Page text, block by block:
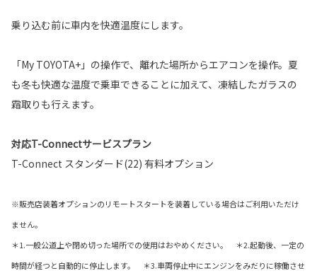
乗り込む前に車内を快適温度にします。
「My TOYOTA+」の操作で、離れた場所からエアコンを操作。夏
も冬も快適な温度で乗車できることに加えて、凍結したガラスの
霜取りも行えます。
対応T-Connectサービスプラン
T-Connect スタンダード(22) 有料オプション
※販売店装着オプションのリモートスタートを装着している場合はご利用いただけ
ません。
＊1.一般公道上や閉め切った場所での使用はおやめください。 ＊2.起動後、一定の
時間が経つと自動的に停止します。 ＊3.車両停止中にエンジンをみだりに稼働させ